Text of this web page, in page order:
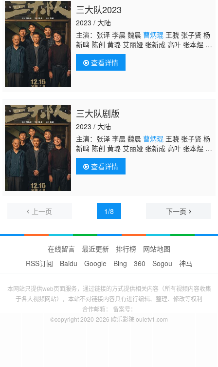
三大队2023
2023 / 大陆
主演：张译 李晨 魏晨 曹炳琨王骁 张子贤 杨
新鸣 陈创 黄璐 艾丽娅 张新成 高叶 张本煜 王
雨甜 王双宝 张祎曈 冯兵 董向荣 李妍锡 徐冬
冬 马千壹 陈昊 张磊 宁晓志 刘頔 郜玄铭 黄
婷 盛梓航 韩静 赖维佳
查看详情
三大队剧版
2023 / 大陆
主演：张译 李晨 魏晨 曹炳琨 王骁 张子贤 杨
新鸣 陈创 黄璐 艾丽娅 张新成 高叶 张本煜 王
雨甜 王双宝 张祎曈 冯兵 董向荣 李妍锡 徐冬
冬 马千壹 陈昊 张磊 宁晓志 刘頔 郜玄铭 黄
婷 盛梓航 韩静 赖维佳
查看详情
上一页 1/8 下一页
在线留言 最近更新 排行榜
网站地图
RSS订阅
Baidu Google Bing 360 Sogou 神马
本网站只提供web页面服务，通过链接的方式提供相关内容（所有视频内容收集
于各大视频网站），本站不对链接内容具有进行编辑、整理、修改等权利
合作邮箱： 备案号：
©copyright 2020-2026 欧乐影院 ouletv1.com